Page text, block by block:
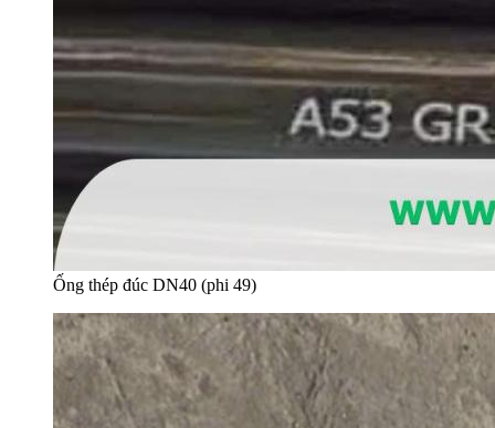
Ống thép đúc DN40 (phi 49)